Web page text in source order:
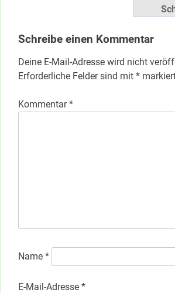
Schreibe einen Kommentar
Deine E-Mail-Adresse wird nicht
Erforderliche Felder sind mit *
Kommentar*
Name *
E-Mail-Adresse *